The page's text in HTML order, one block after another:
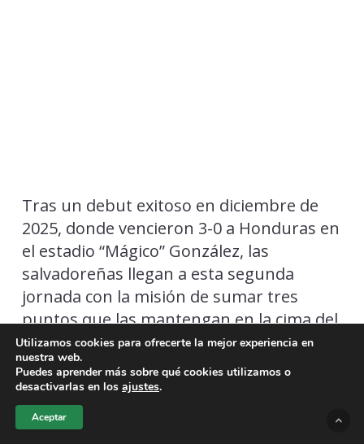
Tras un debut exitoso en diciembre de
2025, donde vencieron 3-0 a Honduras en
el estadio “Mágico” González, las
salvadoreñas llegan a esta segunda
jornada con la misión de sumar tres
puntos que las mantengan en la cima del
Grupo F. Para este compromiso, Acuña ha
convocado a un plantel de 23 jugadoras,
combinando el talento de la liga local con
futbolistas que militan en el extranjero.
Utilizamos cookies para ofrecerte la mejor experiencia en
nuestra web.
Puedes aprender más sobre qué cookies utilizamos o
desactivarlas en los ajustes.
Aceptar